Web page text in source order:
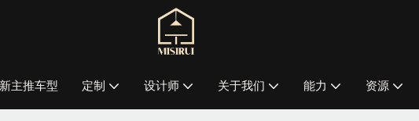
主推车型 定制 设计师 关于我们 能力 资源